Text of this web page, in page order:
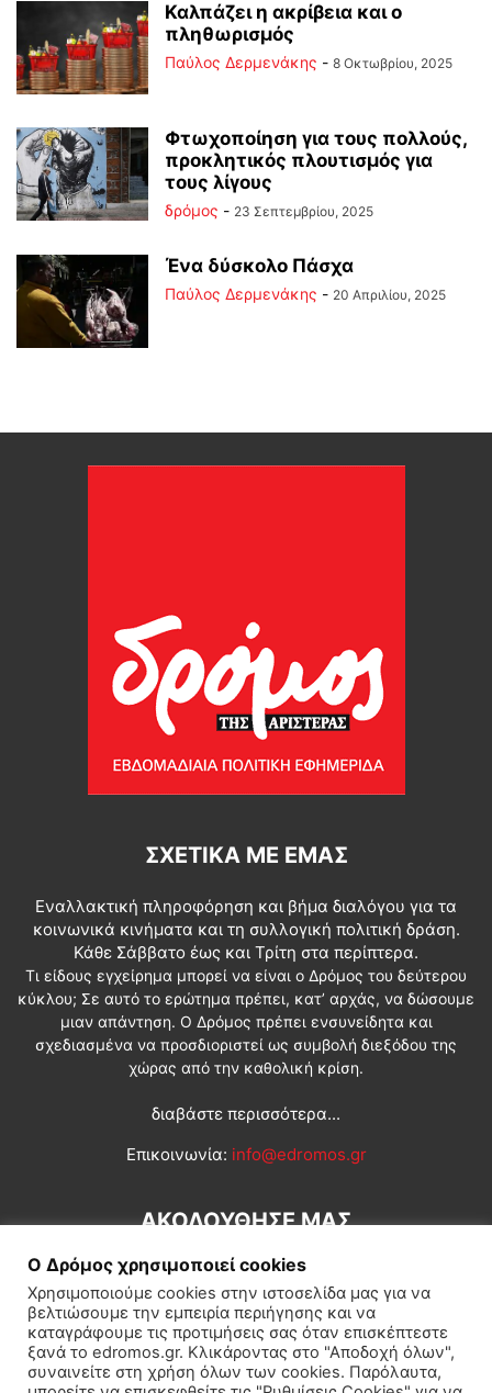
Καλπάζει η ακρίβεια και ο
πληθωρισμός
Παύλος Δερμενάκης - 8 Οκτωβρίου, 2025
Φτωχοποίηση για τους πολλούς,
προκλητικός πλουτισμός για
τους λίγους
δρόμος - 23 Σεπτεμβρίου, 2025
Ένα δύσκολο Πάσχα
Παύλος Δερμενάκης - 20 Απριλίου, 2025
ΣΧΕΤΙΚΆ ΜΕ ΕΜΆΣ
Εναλλακτική πληροφόρηση και βήμα διαλόγου για τα
κοινωνικά κινήματα και τη συλλογική πολιτική δράση.
Κάθε Σάββατο έως και Τρίτη στα περίπτερα.
Τι είδους εγχείρημα μπορεί να είναι ο Δρόμος του δεύτερου
κύκλου; Σε αυτό το ερώτημα πρέπει, κατ’ αρχάς, να δώσουμε
μιαν απάντηση. Ο Δρόμος πρέπει ενσυνείδητα και
σχεδιασμένα να προσδιοριστεί ως συμβολή διεξόδου της
χώρας από την καθολική κρίση.
διαβάστε περισσότερα...
Επικοινωνία: info@edromos.gr
ΑΚΟΛΟΥΘΗΣΕ ΜΑΣ
Εγγραφή συνδρομητή Πολιτική Διεθνή Κοινωνία
Ο Δρόμος χρησιμοποιεί cookies
Χρησιμοποιούμε cookies στην ιστοσελίδα μας για να
βελτιώσουμε την εμπειρία περιήγησης και να
καταγράφουμε τις προτιμήσεις σας όταν επισκέπτεστε
ξανά το edromos.gr. Κλικάροντας στο "Αποδοχή όλων",
συναινείτε στη χρήση όλων των cookies. Παρόλαυτα,